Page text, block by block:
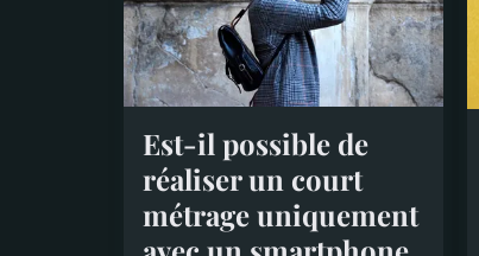
Est-il possible de
réaliser un court
métrage uniquement